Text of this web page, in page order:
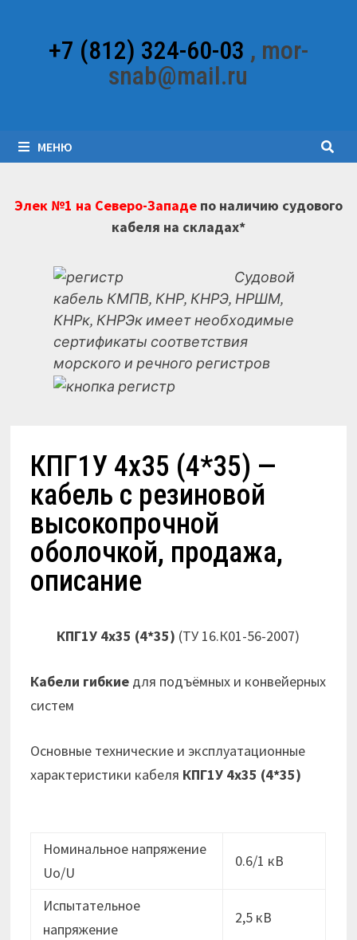
содержимому+7 (812) 324-60-03 , mor-
snab@mail.ru
МЕНЮ
Элек №1 на Северо-Западепо наличию судового
кабеля на складах*
Судовой
кабель КМПВ, КНР, КНРЭ, НРШМ,
КНРк, КНРЭк имеет необходимые
сертификаты соответствия
морского и речного регистров
КПГ1У 4х35 (4*35) —
кабель с резиновой
высокопрочной
оболочкой, продажа,
описание
КПГ1У 4х35 (4*35) (ТУ 16.К01-56-2007)
Кабели гибкие для подъёмных и конвейерных
систем
Основные технические и эксплуатационные
характеристики кабеля КПГ1У 4х35 (4*35)
Номинальное напряжение
Uo/U
0.6/1 кВ
Испытательное
напряжение
2,5 кВ